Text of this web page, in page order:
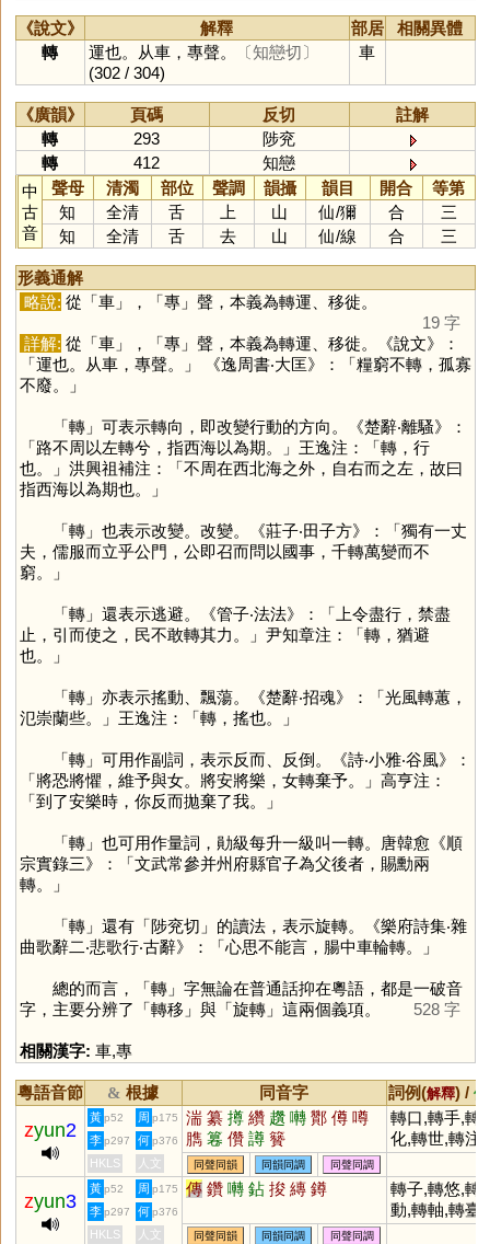
《說文》 解釋 部居
相關異體
轉
運也。从車，專聲。
〔知戀切〕
(302 / 304)
車
《廣韻》 頁碼 反切
註解
轉
293
陟兖
轉
412
知戀
中
古
音
聲母 清濁 部位 聲調 韻攝 韻目 開合
等第
知
全清 舌 上 山 仙/獮 合
三
知
全清 舌 去 山 仙/線 合 三
形義通解
略說: 從「車」，「專」聲，本義為轉運、移徙。
19 字
詳解: 從「車」，「專」聲，本義為轉運、移徙。《說文》：
「運也。从車，專聲。」 《逸周書‧大匡》：「糧窮不轉，孤寡
不廢。」
「轉」可表示轉向，即改變行動的方向。《楚辭‧離騷》：
「路不周以左轉兮，指西海以為期。」王逸注：「轉，行
也。」洪興祖補注：「不周在西北海之外，自右而之左，故曰
指西海以為期也。」
「轉」也表示改變。改變。《莊子‧田子方》：「獨有一丈
夫，儒服而立乎公門，公即召而問以國事，千轉萬變而不
窮。」
「轉」還表示逃避。《管子‧法法》：「上令盡行，禁盡
止，引而使之，民不敢轉其力。」尹知章注：「轉，猶避
也。」
「轉」亦表示搖動、飄蕩。《楚辭‧招魂》：「光風轉蕙，
氾崇蘭些。」王逸注：「轉，搖也。」
「轉」可用作副詞，表示反而、反倒。《詩‧小雅‧谷風》：
「將恐將懼，維予與女。將安將樂，女轉棄予。」高亨注：
「到了安樂時，你反而拋棄了我。」
「轉」也可用作量詞，勛級每升一級叫一轉。唐韓愈《順
宗實錄三》：「文武常參并州府縣官子為父後者，賜勳兩
轉。」
「轉」還有「陟兖切」的讀法，表示旋轉。《樂府詩集‧雜
曲歌辭二‧悲歌行‧古辭》：「心思不能言，腸中車輪轉。」
總的而言，「轉」字無論在普通話抑在粵語，都是一破音
字，主要分辨了「轉移」與「旋轉」這兩個義項。
528 字
相關漢字: 車,專
粵語音節 & 根據 同音字 詞例(解釋) /
zyun2
黃 p52 周 p175 湍 纂 撙 纘 趲 囀 酇 僔 噂
臇 篹 儹 譐 籫
轉口,轉手,轉
化,轉世,轉注,
轉向,轉折,轉
述,轉託,轉眼,
轉側,轉移,轉
換,轉載,轉播,
李 p297 何 p376
HKLS 人文 同聲同韻 同韻同調 同聲同調
zyun3
黃 p52 周 p175 傳 鑽 囀 鉆 捘 縳 鐏
轉子,轉悠,轉
動,轉軸,轉臺,
轉盤,轉爐
李 p297 何 p376
HKLS 人文 同聲同韻 同韻同調 同聲同調